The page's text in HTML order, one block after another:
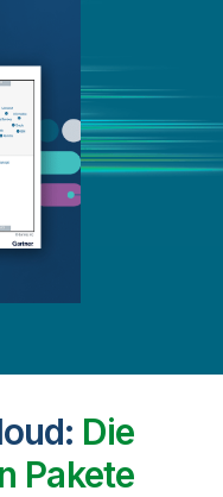
Die
Pakete